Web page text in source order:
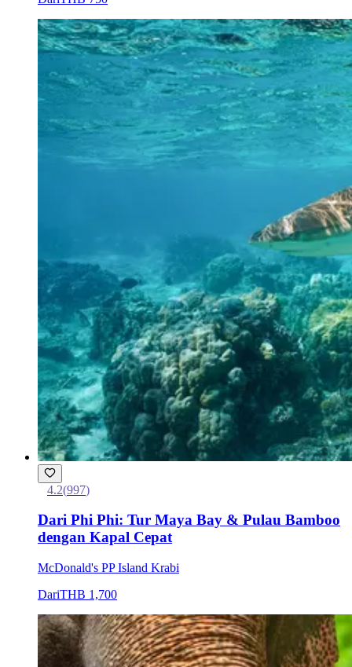
4.2(997)
Dari Phi Phi: Tur Maya Bay & Pulau Bamboo
dengan Kapal Cepat
McDonald's PP Island Krabi
DariTHB 1,700